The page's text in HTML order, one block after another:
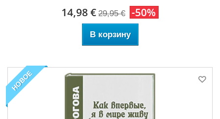
14,98 € 29,95 € -50%
В корзину
НОВОЕ